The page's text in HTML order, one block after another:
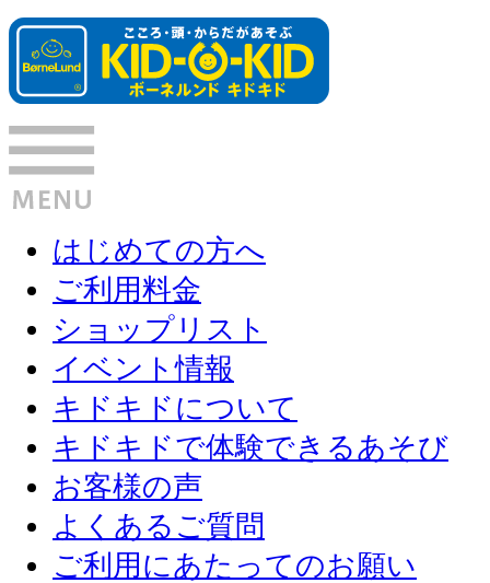
はじめての方へ
ご利用料金
ショップリスト
イベント情報
キドキドについて
キドキドで体験できるあそび
お客様の声
よくあるご質問
ご利用にあたってのお願い